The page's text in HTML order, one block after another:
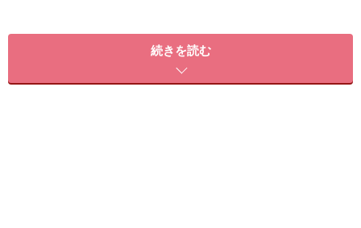
ニベア スキンミルクシリーズ＜しっとり肌＞（200g オープ
続きを読む